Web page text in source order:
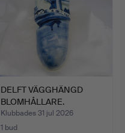
DELFT VÄGGHÄNGD
BLOMHÅLLARE.
Klubbades 31 jul 2026
1 bud